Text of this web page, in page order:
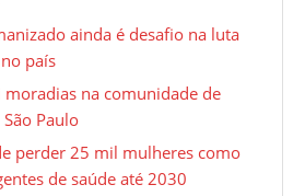
ainda é desafio na luta
país
na comunidade de
Paulo
perder 25 mil mulheres como
de saúde até 2030